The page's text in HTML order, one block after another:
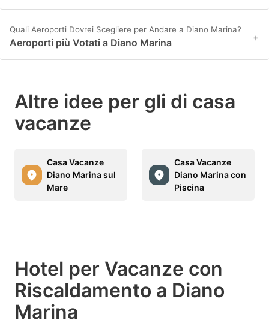
Quali Aeroporti Dovrei Scegliere per Andare a Diano Marina?
Aeroporti più Votati a Diano Marina +
Altre idee per gli di casa
vacanze
Casa Vacanze
Diano Marina sul
Mare
Casa Vacanze
Diano Marina con
Piscina
Hotel per Vacanze con
Riscaldamento a Diano
Marina